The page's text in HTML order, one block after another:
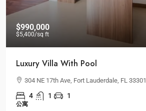
$990,000
$5,400/sq ft
Luxury Villa With Pool
304 NE 17th Ave, Fort Lauderdale, FL 33301
4 1 1
公寓